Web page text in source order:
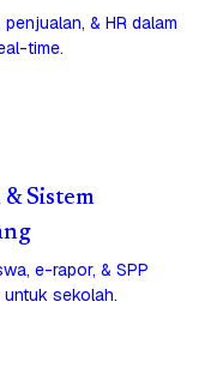
& HR dalam
time.
Sistem
e-rapor, & SPP
sekolah.